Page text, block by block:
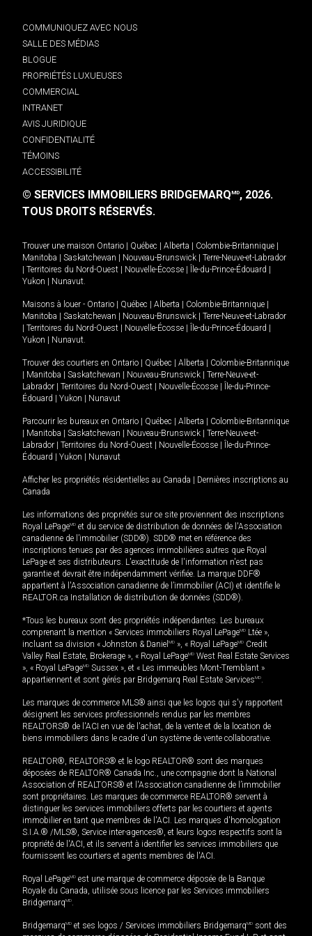
COMMUNIQUEZ AVEC NOUS
SALLE DES MÉDIAS
BLOGUE
PROPRIÉTÉS LUXUEUSES
COMMERCIAL
INTRANET
AVIS JURIDIQUE
CONFIDENTIALITÉ
TÉMOINS
ACCESSIBILITÉ
© SERVICES IMMOBILIERS BRIDGEMARQMD, 2026.
TOUS DROITS RÉSERVÉS.
Trouver une maison Ontario Québec Alberta Colombie-Britannique
Manitoba
Saskatchewan Nouveau-Brunswick
Terre-Neuve-et-Labrador
Territoires du Nord-Ouest Nouvelle-Écosse Île-du-Prince-Édouard
Yukon
Nunavut.
Maisons à louer - Ontario Québec Alberta Colombie-Britannique
Manitoba
Saskatchewan Nouveau-Brunswick
Terre-Neuve-et-Labrador
Territoires du Nord-Ouest Nouvelle-Écosse Île-du-Prince-Édouard
Yukon
Nunavut.
Trouver des courtiers en Ontario Québec Alberta
Colombie-Britannique
Manitoba Saskatchewan Nouveau-Brunswick
Terre-Neuve-et-
Labrador
Territoires du Nord-Ouest Nouvelle-Écosse
Île-du-Prince-
Édouard
Yukon Nunavut
Parcourir les bureaux en Ontario Québec Alberta
Colombie-Britannique
Manitoba Saskatchewan Nouveau-Brunswick
Terre-Neuve-et-
Labrador
Territoires du Nord-Ouest Nouvelle-Écosse
Île-du-Prince-
Édouard
Yukon Nunavut
Afficher les propriétés résidentielles au Canada
Dernières inscriptions au
Canada
Les informations des propriétés sur ce site proviennent des inscriptions
Royal LePageMD et du service de distribution de données de l'Association
canadienne de l’immobilier (SDD®). SDD® met en référence des
inscriptions tenues par des agences immobilières autres que Royal
LePage et ses distributeurs. L'exactitude de l'information n'est pas
garantie et devrait être indépendamment vérifiée. La marque DDF®
appartient à l'Association canadienne de l’immobilier (ACI) et identifie le
REALTOR.ca Installation de distribution de données (SDD®).
*Tous les bureaux sont des propriétés indépendantes. Les bureaux
comprenant la mention « Services immobiliers Royal LePageMD Ltée »,
incluant sa division « Johnston & Daniel MD », « Royal LePageMD Credit
Valley Real Estate, Brokerage », « Royal LePageMD West Real Estate Services
», « Royal LePageMD Sussex », et « Les immeubles Mont-Tremblant »
appartiennent et sont gérés par Bridgemarq Real Estate ServicesMD.
Les marques de commerce MLS® ainsi que les logos qui s'y rapportent
désignent les services professionnels rendus par les membres
REALTORS® de l'ACI en vue de l'achat, de la vente et de la location de
biens immobiliers dans le cadre d'un système de vente collaborative.
REALTOR®, REALTORS® et le logo REALTOR® sont des marques
déposées de REALTOR® Canada Inc., une compagnie dont la National
Association of REALTORS® et l'Association canadienne de l’immobilier
sont propriétaires. Les marques de commerce REALTOR® servent à
distinguer les services immobiliers offerts par les courtiers et agents
immobilier en tant que membres de l'ACI. Les marques d'homologation
S.I.A.® /MLS®, Service inter-agences®, et leurs logos respectifs sont la
propriété de l'ACI, et ils servent à identifier les services immobiliers que
fournissent les courtiers et agents membres de l'ACI.
Royal LePageMD est une marque de commerce déposée de la Banque
Royale du Canada, utilisée sous licence par les Services immobiliers
BridgemarqMD.
BridgemarqMD et ses logos / Services immobiliers BridgemarqMD sont des